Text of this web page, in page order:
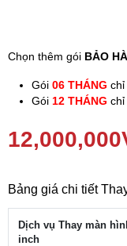
Chọn thêm gói BẢO
Gói 06 THÁNG
Gói 12 THÁNG
12,000,000
Bảng giá chi tiết
Dịch vụ Thay màn
inch